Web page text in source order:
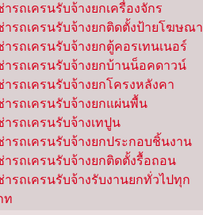
ารถเครนรับจ้างยกเครื่องจักร
ารถเครนรับจ้างยกติดตั้งป้ายโฆษณา
ารถเครนรับจ้างยกตู้คอรเทนเนอร์
ารถเครนรับจ้างยกบ้านน็อคดาวน์
ารถเครนรับจ้างยกโครงหลังคา
ารถเครนรับจ้างยกแผ่นพื้น
ารถเครนรับจ้างเทปูน
ารถเครนรับจ้างยกประกอบชิ้นงาน
ารถเครนรับจ้างยกติดตั้งรื้อถอน
ารถเครนรับจ้างรับงานยกทั่วไปทุก
ท